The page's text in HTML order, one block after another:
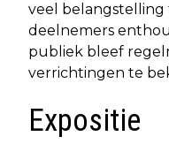
veel belangstelling
deelnemers
publiek bleef
verrichtingen te
Expositie